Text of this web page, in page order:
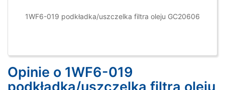
1WF6-019 podkładka/uszczelka filtra oleju GC20606
Opinie o 1WF6-019